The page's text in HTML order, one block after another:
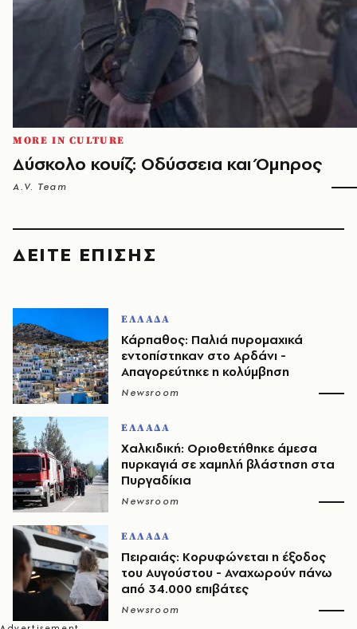
MORE IN CULTURE
Δύσκολο κουίζ: Οδύσσεια και Όμηρος
A.V. Team
ΔΕΙΤΕ ΕΠΙΣΗΣ
ΕΛΛΑΔΑ
Κάρπαθος: Παλιά πυρομαχικά
εντοπίστηκαν στο Αρδάνι -
Απαγορεύτηκε η κολύμβηση
Newsroom
ΕΛΛΑΔΑ
Χαλκιδική: Οριοθετήθηκε άμεσα
πυρκαγιά σε χαμηλή βλάστηση στα
Πυργαδίκια
Newsroom
ΕΛΛΑΔΑ
Πειραιάς: Κορυφώνεται η έξοδος
του Αυγούστου - Αναχωρούν πάνω
από 34.000 επιβάτες
Newsroom